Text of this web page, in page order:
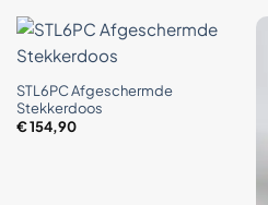
STL6PC Afgeschermde
Stekkerdoos
€154,90